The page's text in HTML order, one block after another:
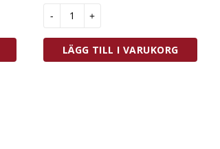
LÄGG TILL I VARUKORG